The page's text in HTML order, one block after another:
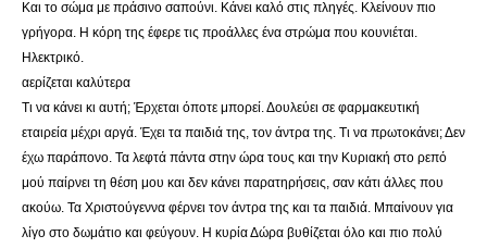
Και το σώμα με πράσινο σαπούνι. Κάνει καλό στις πληγές. Κλείνουν πιο
γρήγορα. Η κόρη της έφερε τις προάλλες ένα στρώμα που κουνιέται.
Ηλεκτρικό.
αερίζεται καλύτερα
Τι να κάνει κι αυτή; Έρχεται όποτε μπορεί. Δουλεύει σε φαρμακευτική
εταιρεία μέχρι αργά. Έχει τα παιδιά της, τον άντρα της. Τι να πρωτοκάνει; Δεν
έχω παράπονο. Τα λεφτά πάντα στην ώρα τους και την Κυριακή στο ρεπό
μού παίρνει τη θέση μου και δεν κάνει παρατηρήσεις, σαν κάτι άλλες που
ακούω. Τα Χριστούγεννα φέρνει τον άντρα της και τα παιδιά. Μπαίνουν για
λίγο στο δωμάτιο και φεύγουν. Η κυρία Δώρα βυθίζεται όλο και πιο πολύ